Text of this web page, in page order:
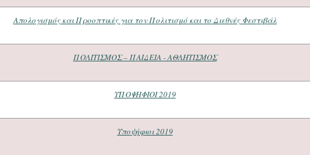
Απολογισμός και Προοπτικές για τον Πολιτισμό και το Διεθνές Φεστιβάλ
ΠΟΛΙΤΙΣΜΟΣ – ΠΑΙΔΕΙΑ - ΑΘΛΗΤΙΣΜΟΣ
ΥΠΟΨΗΦΙΟΙ 2019
Υποψήφιοι 2019